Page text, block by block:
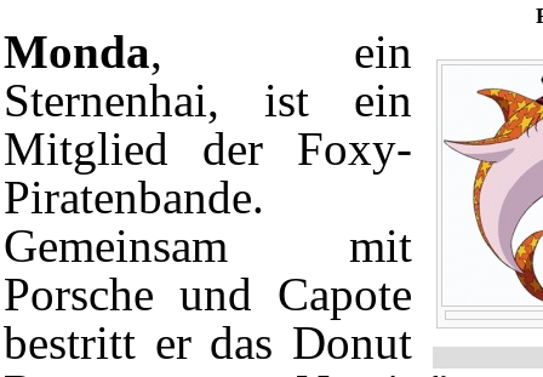
Monda, ein
Sternenhai, ist ein
Mitglied der Foxy-
Piratenbande.
Gemeinsam mit
Porsche und Capote
bestritt er das Donut